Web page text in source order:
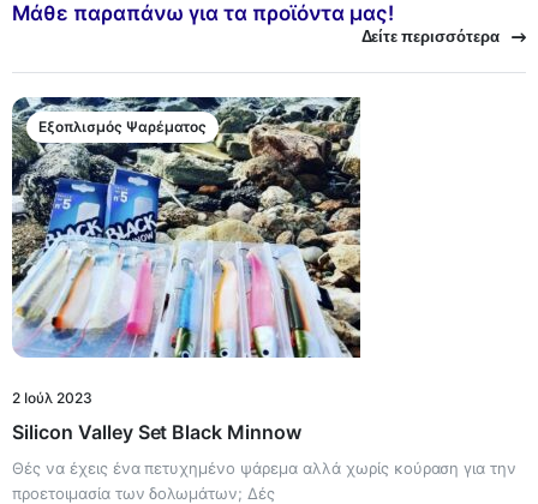
Μάθε παραπάνω για τα προϊόντα μας!
Δείτε περισσότερα
Εξοπλισμός Ψαρέματος
2 Ιούλ 2023
Silicon Valley Set Black Minnow
Θές να έχεις ένα πετυχημένο ψάρεμα αλλά χωρίς κούραση για την
προετοιμασία των δολωμάτων; Δές